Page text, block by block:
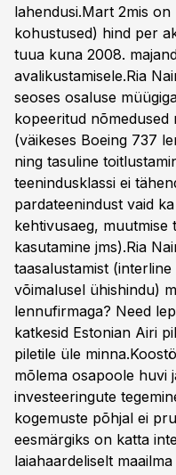
lahendusi.Mart 2mis
kohustused) hind per
tuua kuna 2008.
avalikustamisele.Ria
seoses osaluse
kopeeritud nõmedused
(väikeses Boeing 737
ning tasuline
teenindusklassi ei
pardateenindust vaid
kehtivusaeg, muutmise
kasutamine jms).Ria
taasalustamist
võimalusel ühishindu)
lennufirmaga? Need
katkesid Estonian Airi
piletile üle
mõlema osapoole huvi
investeeringute
kogemuste põhjal ei
eesmärgiks on katta
laiahaardeliselt